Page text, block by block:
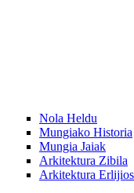
Nola Heldu
Mungiako Historia
Mungia Jaiak
Arkitektura Zibila
Arkitektura